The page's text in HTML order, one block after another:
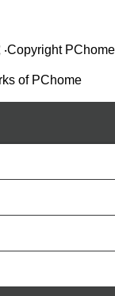
‧Copyright PChome
of PChome